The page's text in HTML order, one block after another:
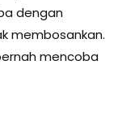
dengan
membosankan.
mencoba